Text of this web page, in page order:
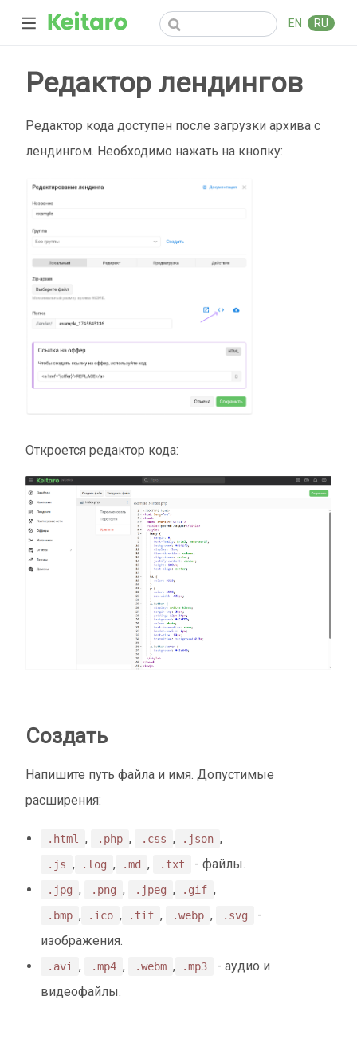
EN RU
Редактор лендингов
Редактор кода доступен после загрузки архива с
лендингом. Необходимо нажать на кнопку:
Откроется редактор кода:
Создать
Напишите путь файла и имя. Допустимые
расширения:
.html , .php , .css , .json ,
.js , .log , .md , .txt - файлы.
.jpg , .png , .jpeg , .gif ,
.bmp , .ico , .tif , .webp , .svg
-
изображения.
.avi , .mp4 , .webm , .mp3
- аудио и
видеофайлы.